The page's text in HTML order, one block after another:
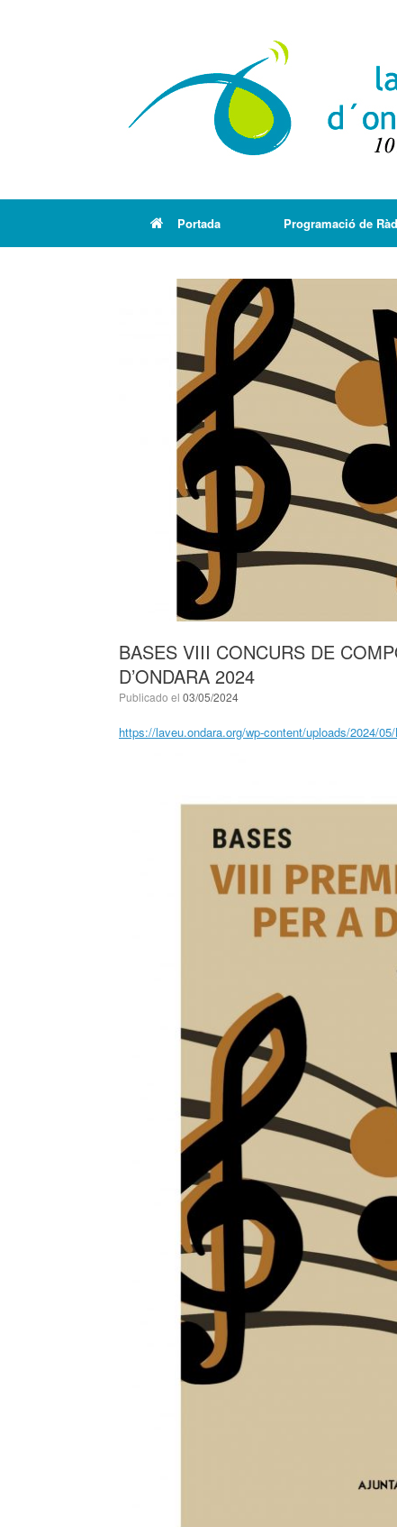
Portada Programació de
BASES VIII CONCURS DE
D’ONDARA 2024
Publicado el 03/05/2024
https://laveu.ondara.org/wp-content/uploads/2024/